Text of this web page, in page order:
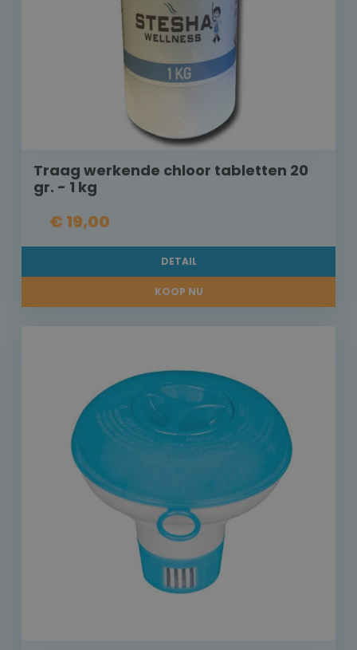
Traag werkende chloor tabletten 20
gr. - 1 kg
€ 19,00
DETAIL
KOOP NU